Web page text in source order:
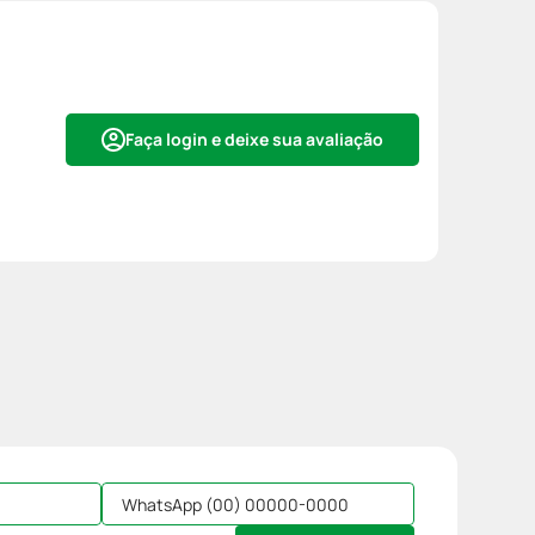
Faça login e deixe sua avaliação